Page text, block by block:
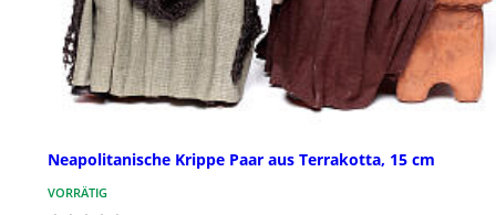
Neapolitanische Krippe Paar aus Terrakotta, 15 cm
VORRÄTIG